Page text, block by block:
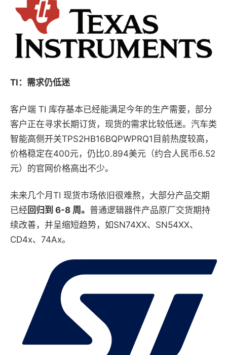
TI：需求仍低迷
客户端 TI 库存基本已经能满足今年的生产需要，部分
客户正在寻求长期订货，现货的需求比较低迷。汽车类
智能高侧开关TPS2HB16BQPWPRQ1目前热度较高，
价格稳定在400元，仍比0.894美元 （约合人民币6.52
元） 的官网价格高出不少。
未来几个月TI 现货市场依旧很难熬，大部分产品交期
已经回归到 6-8 周。 普通逻辑器件产品原厂交货期持
续改善，并呈缩短趋势，如SN74XX、 SN54XX、
CD4x、74Ax。